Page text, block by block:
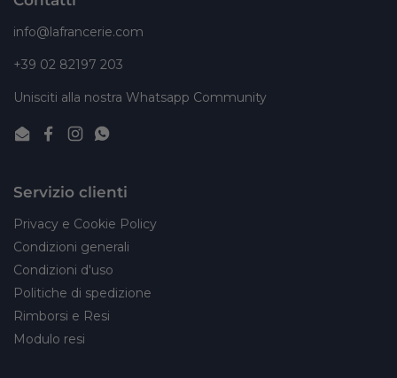
info@lafrancerie.com
+39 02 82197 203
Unisciti alla nostra Whatsapp Community
EmailFacebook
InstagramWhatsApp
Servizio clienti
Privacy e Cookie Policy
Condizioni generali
Condizioni d'uso
Politiche di spedizione
Rimborsi e Resi
Modulo resi